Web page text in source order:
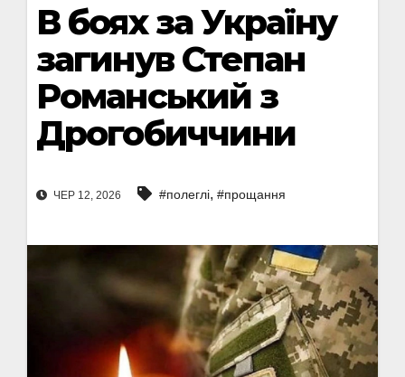
В боях за Україну
загинув Степан
Романський з
Дрогобиччини
ЧЕР 12, 2026 #полеглі, #прощання